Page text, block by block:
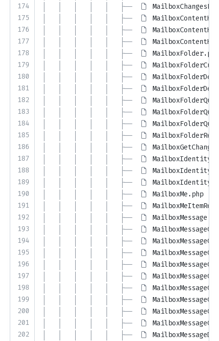
174
175
176
177
178
179
180
181
182
183
184
185
186
187
188
189
190
191
192
193
194
195
196
197
198
199
200
201
202
│   │   │   │   │   ├──
│   │   │   │   │   ├──
│   │   │   │   │   ├──
│   │   │   │   │   ├──
│   │   │   │   │   ├──
MailboxFolder.php
│   │   │   │   │   ├──
│   │   │   │   │   ├──
│   │   │   │   │   ├──
│   │   │   │   │   ├──
│   │   │   │   │   ├──
│   │   │   │   │   ├──
│   │   │   │   │   ├──
│   │   │   │   │   ├──
│   │   │   │   │   ├──
│   │   │   │   │   ├──
│   │   │   │   │   ├──
│   │   │   │   │   ├──
MailboxMe.php
│   │   │   │   │   ├──
│   │   │   │   │   ├──
│   │   │   │   │   ├──
│   │   │   │   │   ├──
│   │   │   │   │   ├──
│   │   │   │   │   ├──
│   │   │   │   │   ├──
│   │   │   │   │   ├──
│   │   │   │   │   ├──
│   │   │   │   │   ├──
│   │   │   │   │   ├──
│   │   │   │   │   ├──